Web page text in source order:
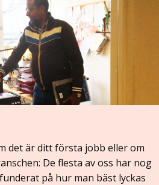
det är ditt första jobb eller om
De flesta av oss har nog
på hur man bäst lyckas